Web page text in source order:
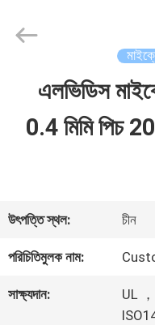
ভিডিও
আমাদের
সম্বন্ধে
Media
Reserved.
এলভিডিস
0.4 মিমি পিচ
উৎপত্তি স্থল: চীন
পরিচিতিমুলক নাম:
সাক্ষ্যদান:
UL